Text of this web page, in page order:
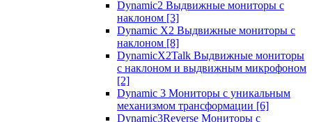
Dynamic2 Выдвижные мониторы с
наклоном [3]
Dynamic X2 Выдвижные мониторы с
наклоном [8]
DynamicX2Talk Выдвижные мониторы
с наклоном и выдвижным микрофоном
[2]
Dynamic 3 Мониторы с уникальным
механизмом трансформации [6]
Dynamic3Reverse Мониторы с